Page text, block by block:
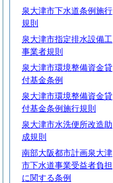
泉大津市下水道条例施行
規則
泉大津市指定排水設備工
事業者規則
泉大津市環境整備資金貸
付基金条例
泉大津市環境整備資金貸
付基金条例施行規則
泉大津市水洗便所改造助
成規則
南部大阪都市計画泉大津
市下水道事業受益者負担
に関する条例